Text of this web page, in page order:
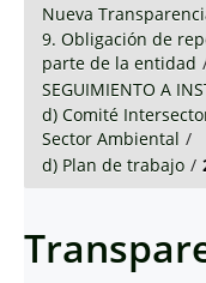
Nueva
9. Obligación de
parte de la entidad
SEGUIMIENTO A
d) Comité
Sector Ambiental /
d) Plan de trabajo /